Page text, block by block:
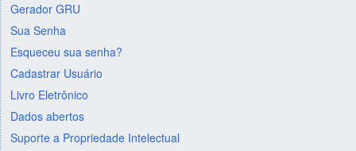
Gerador GRU
Sua Senha
Esqueceu sua senha?
Cadastrar Usuário
Livro Eletrônico
Dados abertos
Suporte a Propriedade Intelectual